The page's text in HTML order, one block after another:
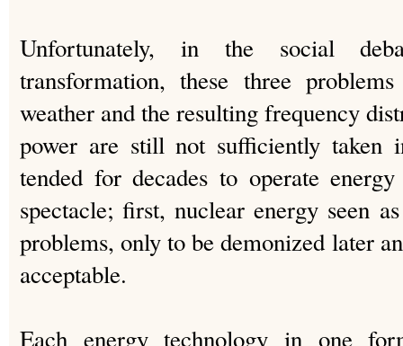
Unfortunately, in the social
transformation, these three
weather and the resulting frequency
power are still not sufficiently
tended for decades to operate
spectacle; first, nuclear energy seen
problems, only to be demonized later
acceptable.
Each energy technology in one